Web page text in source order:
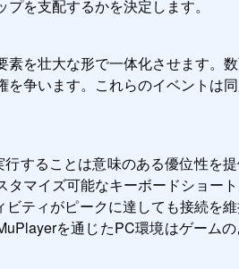
を支配するかを決定します。
を壮大な形で一体化させます。
争います。これらのイベントは
することは意味のある優位性を
マイズ可能なキーボードショー
ティがピークに達しても接続を
を通じたPC環境はゲーム